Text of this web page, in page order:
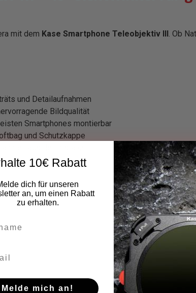
mit dem Kase Smartphone Teleobjektiv III. Ob
und Detailaufnahmen
Bildqualität
Smartphones montierbar
und Schutzkappe
aus der Distanz
10€ Rabatt
dich für unseren
an, um einen Rabatt
zu erhalten.
Melde mich an!